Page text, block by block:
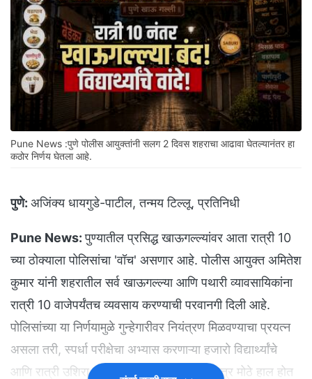
Pune News :पुणे पोलीस आयुक्तांनी सलग 2 दिवस शहराचा आढावा घेतल्यानंतर हा
कठोर निर्णय घेतला आहे.
पुणे: अजिंक्य धायगुडे-पाटील, तन्मय टिल्लू, प्रतिनिधी
Pune News:पुण्यातील प्रसिद्ध खाऊगल्ल्यांवर आता रात्री 10
च्या ठोक्याला पोलिसांचा 'वॉच' असणार आहे. पोलीस आयुक्त अमितेश
कुमार यांनी शहरातील सर्व खाऊगल्ल्या आणि पथारी व्यावसायिकांना
रात्री 10 वाजेपर्यंतच व्यवसाय करण्याची परवानगी दिली आहे.
पोलिसांच्या या निर्णयामुळे गुन्हेगारीवर नियंत्रण मिळवण्याचा प्रयत्न
असला तरी, स्पर्धा परीक्षेचा अभ्यास करणाऱ्या हजारो विद्यार्थ्यांचे
आणि रात्री उशिरा कामावरून घरी परतणाऱ्यांचे मात्र मोठे हाल होत